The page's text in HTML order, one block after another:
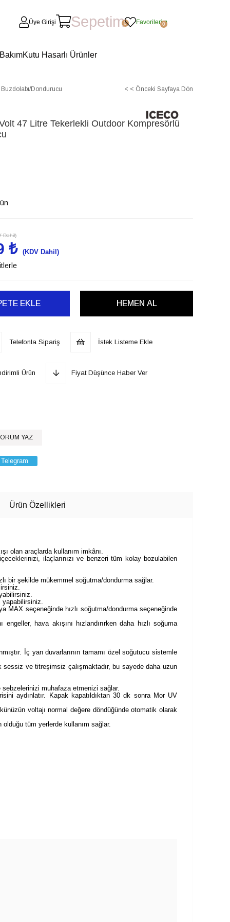
Üye Girişi Sepetim0 Favorilerim
0
Kutu Hasarlı Ürünler
Dondurucu < < Önceki Sayfaya Dön
47 Litre Tekerlekli Outdoor Kompresörlü
Dahil)
₺ (KDV Dahil)
Telefonla Sipariş İstek Listeme Ekle
Ürün Fiyat Düşünce Haber Ver
YAZ
Telegram
Ürün Özellikleri
olan araçlarda kullanım imkânı.
ilaçlarınızı ve benzeri tüm kolay bozulabilen
bir şekilde mükemmel soğutma/dondurma sağlar.
yapabilirsiniz.
MAX seçeneğinde hızlı soğutma/dondurma seçeneğinde
hava akışını hızlandırırken daha hızlı soğuma
İç yan duvarlarının tamamı özel soğutucu sistemle
ve titreşimsiz çalışmaktadır, bu sayede daha uzun
sebzelerinizi muhafaza etmenizi sağlar.
aydınlatır. Kapak kapatıldıktan 30 dk sonra Mor UV
voltajı normal değere döndüğünde otomatik olarak
tüm yerlerde kullanım sağlar.